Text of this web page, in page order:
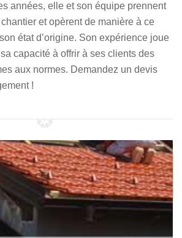
années, elle et son équipe prennent
et opèrent de manière à ce
état d’origine. Son expérience joue
capacité à offrir à ses clients des
aux normes. Demandez un devis
!